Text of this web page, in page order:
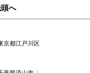
へ
京都江戸川区